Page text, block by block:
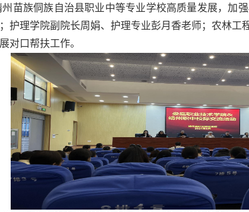
苗族侗族自治县职业中等专业学校高质量发展，加
护理学院副院长周娟、护理专业彭月香老师；农林
对口帮扶工作。